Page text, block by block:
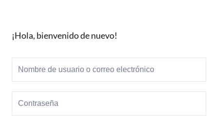
¡Hola, bienvenido de nuevo!